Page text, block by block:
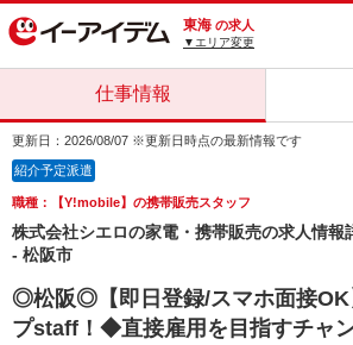
東海 の求人
▼エリア変更
仕事情報
更新日：2026/08/07 ※更新日時点の最新情報です
紹介予定派遣
職種：【Y!mobile】の携帯販売スタッフ
株式会社シエロの家電・携帯販売の求人情報
- 松阪市
◎松阪◎【即日登録/スマホ面接OK
プstaff！◆直接雇用を目指すチャ